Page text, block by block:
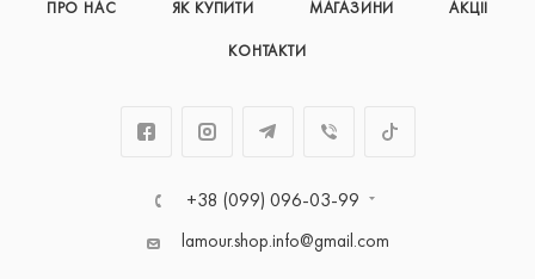
ПРО НАС ЯК КУПИТИ МАГАЗИНИ АКЦІЇ
КОНТАКТИ
+38 (099) 096-03-99
lamour.shop.info@gmail.com